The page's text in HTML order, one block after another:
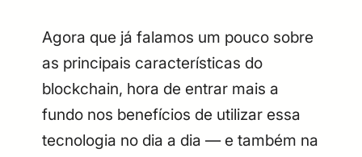
Agora que já falamos um pouco sobre
as principais características do
blockchain, hora de entrar mais a
fundo nos benefícios de utilizar essa
tecnologia no dia a dia — e também na